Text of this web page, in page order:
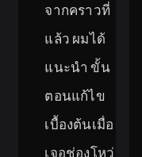
จากคราวที่
แล้ว ผมได้
แนะนำ ขั้น
ตอนแก้ไข
เบื้องต้นเมื่อ
เจอช่องโหว่